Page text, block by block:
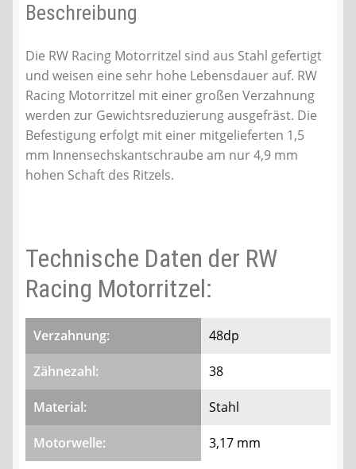
Beschreibung
Die RW Racing Motorritzel sind aus Stahl gefertigt
und weisen eine sehr hohe Lebensdauer auf. RW
Racing Motorritzel mit einer großen Verzahnung
werden zur Gewichtsreduzierung ausgefräst. Die
Befestigung erfolgt mit einer mitgelieferten 1,5
mm Innensechskantschraube am nur 4,9 mm
hohen Schaft des Ritzels.
Technische Daten der RW
Racing Motorritzel:
Verzahnung: 48dp
Zähnezahl: 38
Material: Stahl
Motorwelle: 3,17 mm